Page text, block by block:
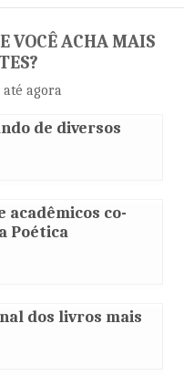
VOCÊ ACHA MAIS
até agora
de diversos
acadêmicos co-
Poética
dos livros mais